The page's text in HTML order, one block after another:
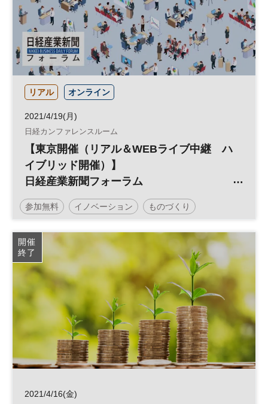
リアル オンライン
2021/4/19(月)
日経カンファレンスルーム
【東京開催（リアル＆WEBライブ中継 ハ
イブリッド開催）】
日経産業新聞フォーラム
「製造業のフィールドサービス戦略」
～製造業DX ものづくりから「コトづく
り」の時代へ～
参加無料 イノベーション ものづくり
ビジネス変革 フィールドサービス 製造業
サービス化
開催
終了
2021/4/16(金)